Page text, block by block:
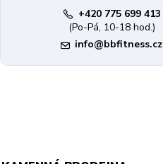
+420 775 699 413
(Po-Pá, 10-18 hod.)
info@bbfitness.cz